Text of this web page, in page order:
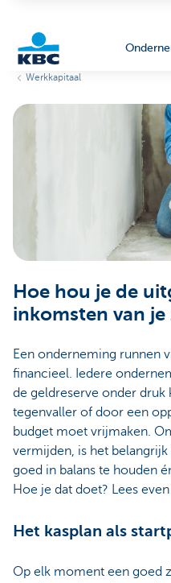
Werkkapitaal
Hoe hou je de
inkomsten van je
Een onderneming runnen
financieel. Iedere
de geldreserve onder druk
tegenvaller of door een
budget moet vrijmaken.
vermijden, is het
goed in balans te houden
Hoe je dat doet? Lees
Het kasplan als
Op elk moment een goed